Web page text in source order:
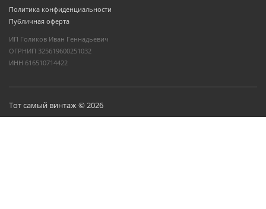
Политика конфиденциальности
Публичная оферта
ИП Голиков Иван Геннадьевич
ОГРНИП 325619600251032
ИНН 616510714422
Тот самый винтаж © 2026